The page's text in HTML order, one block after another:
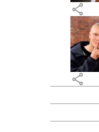
share
share